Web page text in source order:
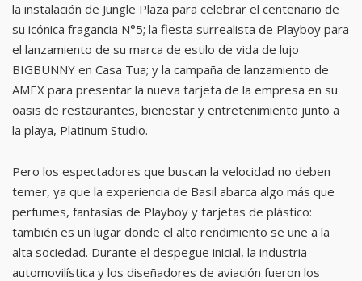
la instalación de Jungle Plaza para celebrar el centenario de
su icónica fragancia N°5; la fiesta surrealista de Playboy para
el lanzamiento de su marca de estilo de vida de lujo
BIGBUNNY en Casa Tua; y la campaña de lanzamiento de
AMEX para presentar la nueva tarjeta de la empresa en su
oasis de restaurantes, bienestar y entretenimiento junto a
la playa, Platinum Studio.
Pero los espectadores que buscan la velocidad no deben
temer, ya que la experiencia de Basil abarca algo más que
perfumes, fantasías de Playboy y tarjetas de plástico:
también es un lugar donde el alto rendimiento se une a la
alta sociedad. Durante el despegue inicial, la industria
automovilística y los diseñadores de aviación fueron los